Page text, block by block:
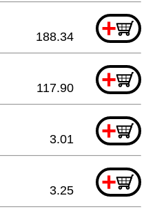
+
188.34
+
117.90
+
3.01
+
3.25